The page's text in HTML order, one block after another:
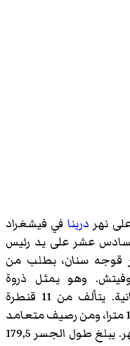
نهر درينا في فيشغراد
عشر على يد رئيس
قوجه سنان، بطلب من
وهو يمثل ذروة
الهندسة المعمارية والمدنية العثمانية. يتألف من 11 قنطرة
معمارية يتراوح عرض فتحها بين 11 و 15 مترا، ومن رصيف متعامد
مع أربع قناطر على الضفة اليسرى للنهر. يبلغ طول الجسر 179,5